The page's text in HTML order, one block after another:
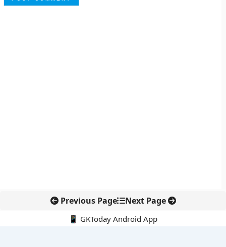
Previous Page Next Page
📱 GKToday Android App